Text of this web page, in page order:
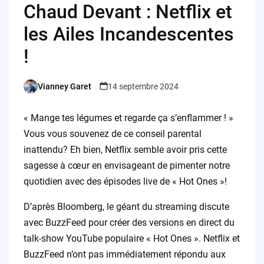
Chaud Devant : Netflix et
les Ailes Incandescentes
!
Posted
Vianney Garet 14 septembre 2024
« Mange tes légumes et regarde ça s’enflammer ! »
Vous vous souvenez de ce conseil parental
inattendu? Eh bien, Netflix semble avoir pris cette
sagesse à cœur en envisageant de pimenter notre
quotidien avec des épisodes live de « Hot Ones »!
D’après Bloomberg, le géant du streaming discute
avec BuzzFeed pour créer des versions en direct du
talk-show YouTube populaire « Hot Ones ». Netflix et
BuzzFeed n’ont pas immédiatement répondu aux